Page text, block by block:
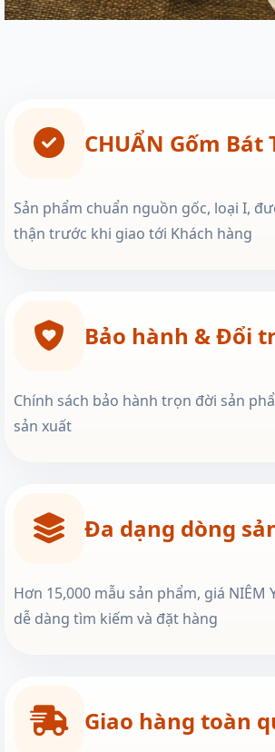
CHUẨN Gốm Bát
Sản phẩm chuẩn nguồn gốc, loại I,
thận trước khi giao tới Khách hàng
Bảo hành & Đổi
Chính sách bảo hành trọn đời sản
sản xuất
Đa dạng dòng
Hơn 15,000 mẫu sản phẩm, giá NIÊM
dễ dàng tìm kiếm và đặt hàng
Giao hàng toàn